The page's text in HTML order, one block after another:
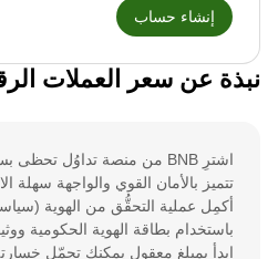
إنشاء حساب
نبذة عن سعر العملات
تتميز بالأمان القوي والواجهة سهلة
باستخدام بطاقة الهوية الحكومية
ابدأ بمبلغ معقول يمكنك تحمّل